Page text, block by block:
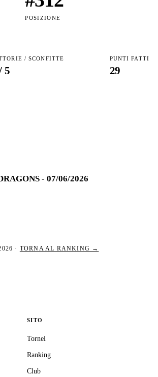
POSIZIONE
/ SCONFITTE
5
PUNTI FATTI
29
- 07/06/2026
· TORNA AL RANKING →
SITO
Tornei
Ranking
Club